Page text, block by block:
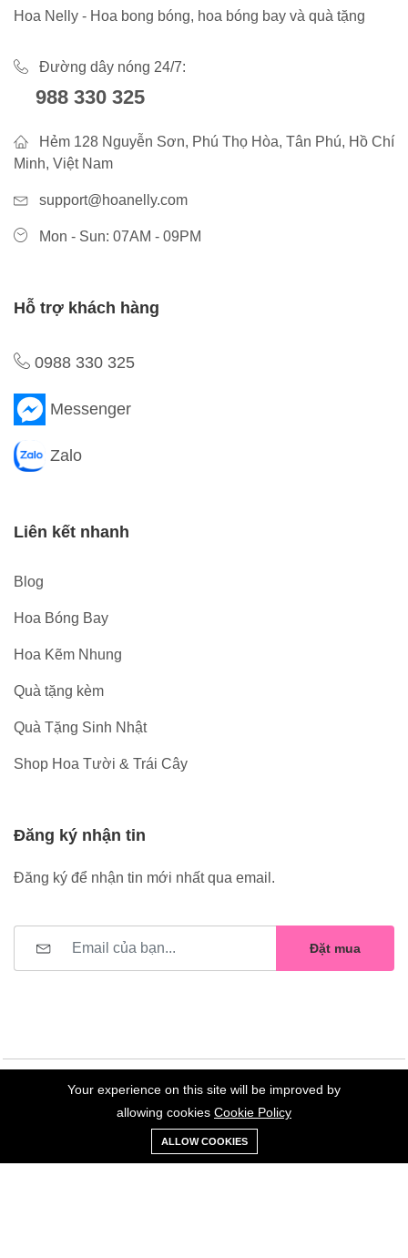
Hoa Nelly - Hoa bong bóng, hoa bóng bay và quà tặng
Đường dây nóng 24/7:
988 330 325
Hẻm 128 Nguyễn Sơn, Phú Thọ Hòa, Tân Phú, Hồ Chí
Minh, Việt Nam
support@hoanelly.com
Mon - Sun: 07AM - 09PM
Hỗ trợ khách hàng
0988 330 325
Messenger
Zalo
Liên kết nhanh
Blog
Hoa Bóng Bay
Hoa Kẽm Nhung
Quà tặng kèm
Quà Tặng Sinh Nhật
Shop Hoa Tười & Trái Cây
Đăng ký nhận tin
Đăng ký để nhận tin mới nhất qua email.
Đặt mua
©2023 Hoa Nelly . All Rights Reserved.
0
Xe
đẩy
Danh sách
yêu thích
Your experience on this site will be improved by
allowing cookies Cookie Policy
ALLOW COOKIES